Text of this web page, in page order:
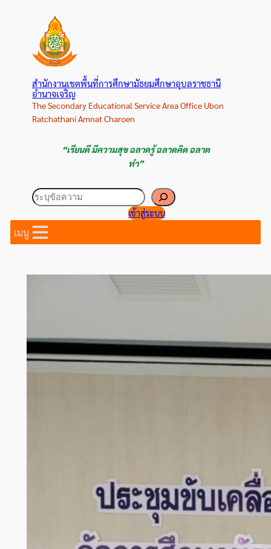
สำนักงานเขตพื้นที่การศึกษามัธยมศึกษาอุบลราชธานี
อำนาจเจริญ
The Secondary Educational Service Area Office Ubon
Ratchathani Amnat Charoen
“เรียนดี มีความสุข ฉลาดรู้ ฉลาดคิด ฉลาด
ทำ”
ค้นหา
เข้าสู่ระบบ
เมนู